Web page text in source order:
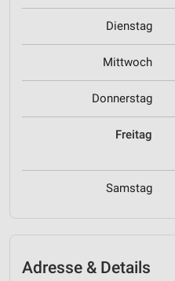
Dienstag
Mittwoch
Donnerstag
Freitag
Samstag
Adresse & Details